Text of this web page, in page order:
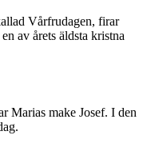
Vårfrudagen, firar
av årets äldsta kristna
Marias make Josef. I den